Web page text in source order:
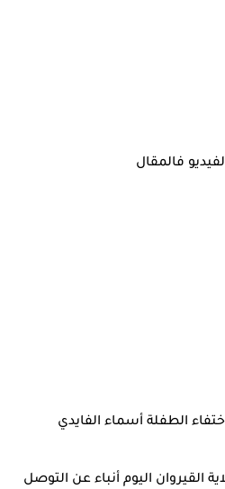
فالمقال
الطفلة أسماء الفايدي
القيروان اليوم أنباء عن التوصل